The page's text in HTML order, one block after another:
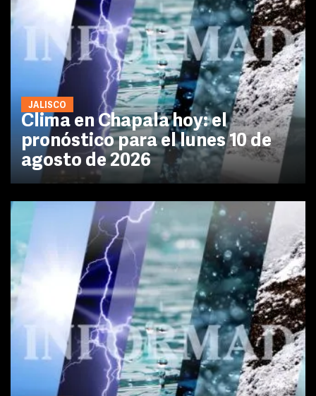
JALISCO
Clima en Chapala hoy: el
pronóstico para el lunes 10 de
agosto de 2026